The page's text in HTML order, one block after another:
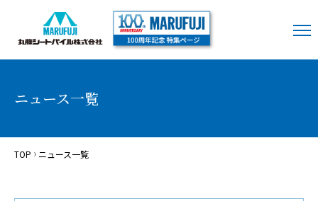
ニュース一覧
TOP ニュース一覧